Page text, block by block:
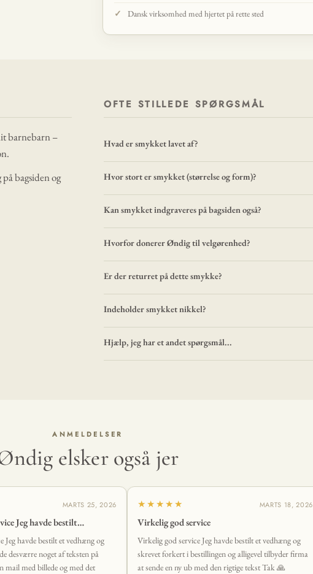
Dansk virksomhed med hjertet på rette sted
barnebarn –
bagsiden og
OFTE STILLEDE SPØRGSMÅL
Hvad er smykket lavet af?
Hvor stort er smykket (størrelse og form)?
Kan smykket indgraveres på bagsiden også?
Hvorfor donerer Øndig til velgørenhed?
Er der returret på dette smykke?
Indeholder smykket nikkel?
Hjælp, jeg har et andet spørgsmål...
ANMELDELSER
elsker også jer
MARTS 25, 2026
Jeg havde bestilt…
Jeg havde bestilt et vedhæng og
desværre noget af teksten på
mail med billede og med det
★★★★★ MARTS 18, 2026
Virkelig god service
Virkelig god service Jeg havde bestilt et vedhæng og
skrevet forkert i bestillingen og alligevel tilbyder firma
at sende en ny ub med den rigtige tekst Tak 🙏